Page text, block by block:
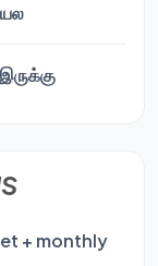
+ monthly